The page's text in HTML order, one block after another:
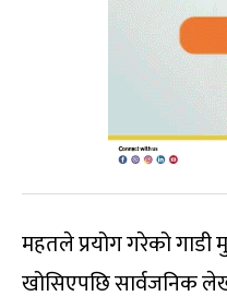
महतले प्रयोग गरेको गाडी
खोसिएपछि सार्वजनिक